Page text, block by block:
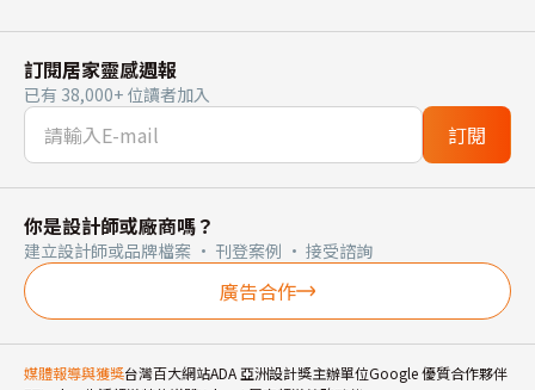
訂閱居家靈感週報
已有 38,000+ 位讀者加入
訂閱
你是設計師或廠商嗎？
建立設計師或品牌檔案 · 刊登案例 · 接受諮詢
廣告合作
媒體報導與獲獎台灣百大網站ADA 亞洲設計獎主辦單位Google 優質合作夥伴